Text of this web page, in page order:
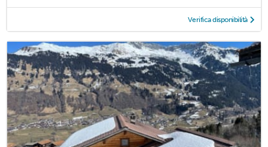
Verifica disponibilità